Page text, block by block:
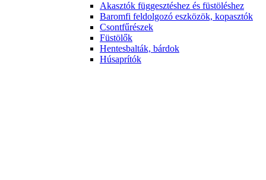
Akasztók függesztéshez és füstöléshez
Baromfi feldolgozó eszközök, kopasztók
Csontfűrészek
Füstölők
Hentesbalták, bárdok
Húsaprítók